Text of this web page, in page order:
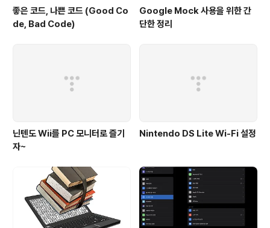
좋은 코드, 나쁜 코드 (Good Co
de, Bad Code)
Google Mock 사용을 위한 간
단한 정리
닌텐도 Wii를 PC 모니터로 즐기
자~
Nintendo DS Lite Wi-Fi 설정